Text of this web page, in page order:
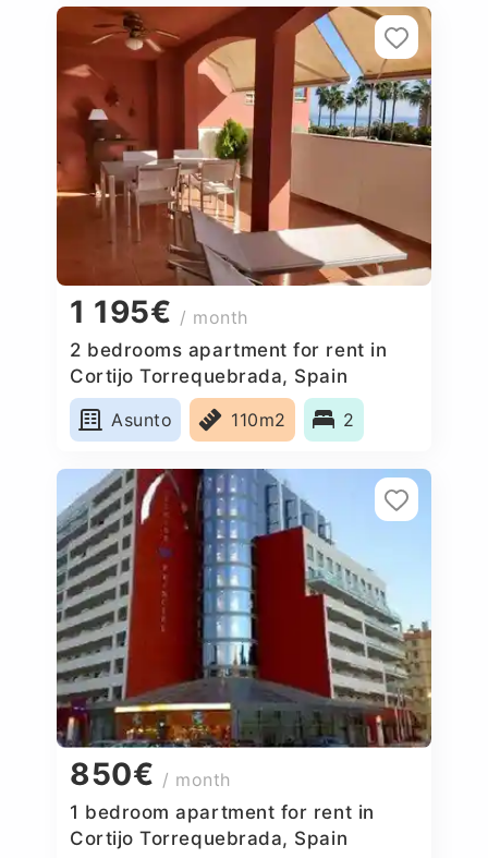
1 195€ / month
2 bedrooms apartment for rent in
Cortijo Torrequebrada, Spain
Asunto
110m2 2
850€ / month
1 bedroom apartment for rent in
Cortijo Torrequebrada, Spain